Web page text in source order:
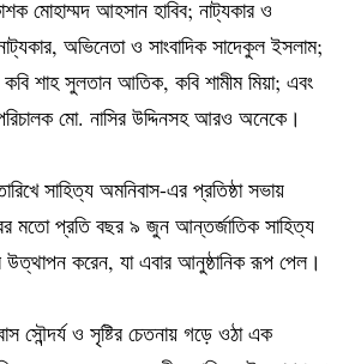
মোহাম্মদ আহসান হাবিব; নাট্যকার ও
অভিনেতা ও সাংবাদিক সাদেকুল ইসলাম;
কবি শাহ সুলতান আতিক, কবি শামীম মিয়া; এবং
পরিচালক মো. নাসির উদ্দিনসহ আরও অনেকে।
সাহিত্য অমনিবাস-এর প্রতিষ্ঠা সভায়
মতো প্রতি বছর ৯ জুন আন্তর্জাতিক সাহিত্য
উত্থাপন করেন, যা এবার আনুষ্ঠানিক রূপ পেল।
সৌন্দর্য ও সৃষ্টির চেতনায় গড়ে ওঠা এক